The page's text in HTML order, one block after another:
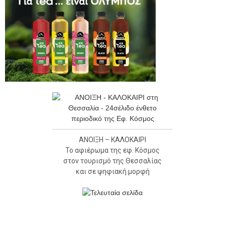
ΑΝΟΙΞΗ – ΚΑΛΟΚΑΙΡΙ
Το αφιέρωμα της εφ. Κόσμος
στον τουρισμό της Θεσσαλίας
και σε ψηφιακή μορφή